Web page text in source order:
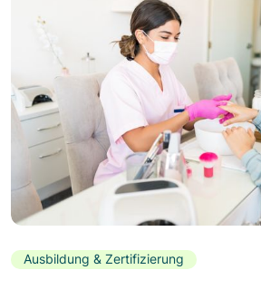
Ausbildung & Zertifizierung